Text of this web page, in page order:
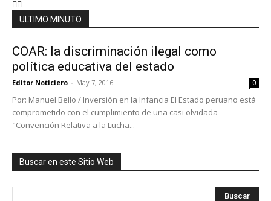
ULTIMO MINUTO
COAR: la discriminación ilegal como
política educativa del estado
Editor Noticiero - May 7, 2016 0
Por: Manuel Bello / Inversión en la Infancia El Estado peruano está
comprometido con el cumplimiento de una casi olvidada
"Convención Relativa a la Lucha...
Buscar en este Sitio Web